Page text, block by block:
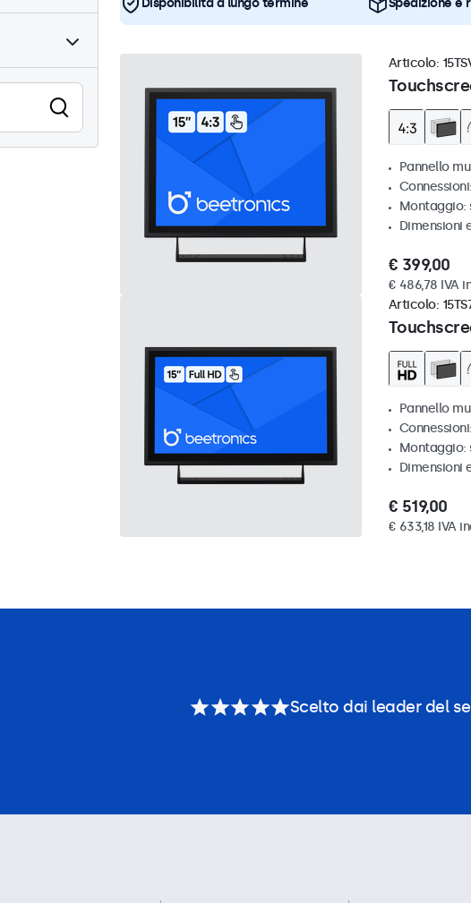
Disponibilità a lungo termine Spedizione e
Articolo:
Pannello
Montaggio:
Dimensioni
€ 399,00
€ 486,78 IVA
Articolo:
Pannello
Montaggio:
Dimensioni
€ 519,00
€ 633,18 IVA
Scelto dai leader del